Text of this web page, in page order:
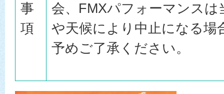
事
項
会、FMXパフォーマンスは
や天候により中止になる場
予めご了承ください。